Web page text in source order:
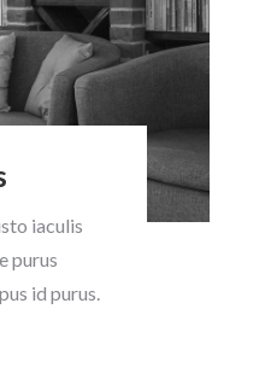
iaculis
purus
id purus.